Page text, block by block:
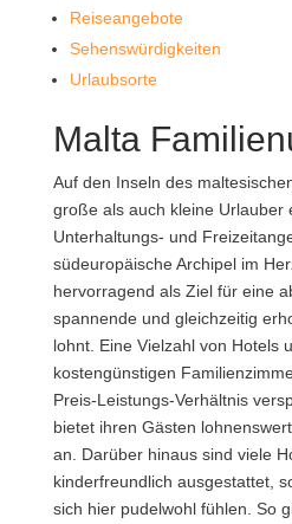
Reiseangebote
Sehenswürdigkeiten
Urlaubsorte
Malta
Auf den Inseln des
große als auch kleine Urlauber
Unterhaltungs- und
südeuropäische Archipel im
hervorragend als Ziel für eine
spannende und gleichzeitig
lohnt. Eine Vielzahl von Hotels
kostengünstigen
Preis-Leistungs-Verhältnis
bietet ihren Gästen
an. Darüber hinaus sind viele
kinderfreundlich ausgestattet,
sich hier pudelwohl fühlen. So